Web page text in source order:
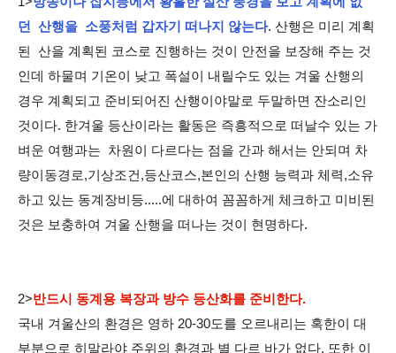
던 산행을 소풍처럼 갑자기 떠나지 않는다. 산행은 미리 계획
된 산을 계획된 코스로 진행하는 것이 안전을 보장해 주는 것
인데 하물며 기온이 낮고 폭설이 내릴수도 있는 겨울 산행의
경우 계획되고 준비되어진 산행이야말로 두말하면 잔소리인
것이다. 한겨울 등산이라는 활동은 즉흥적으로 떠날수 있는 가
벼운 여행과는 차원이 다르다는 점을 간과 해서는 안되며 차
량이동경로,기상조건,등산코스,본인의 산행 능력과 체력,소유
하고 있는 동계장비등.....에 대하여 꼼꼼하게 체크하고 미비된
것은 보충하여 겨울 산행을 떠나는 것이 현명하다.
2>반드시 동계용 복장과 방수 등산화를 준비한다.
국내 겨울산의 환경은 영하 20-30도를 오르내리는 혹한이 대
부분으로 히말라야 주위의 환경과 별 다르 바가 없다. 또한 이